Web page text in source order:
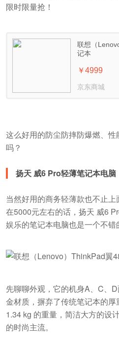
限时限量抢！
这么好用的防尘防摔防爆燃、
吗？
扬天 威6 Pro轻薄笔记本电脑
当然好用的商务轻薄款也不止
在5000元左右的话，扬天 威6
娱乐的笔记本电脑也是一个不错
先聊聊外观，它的机身A、C、
金材质，摒弃了传统笔记本的
1.34 kg 的重量，简洁大方的设
的时尚主流。